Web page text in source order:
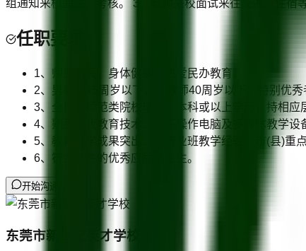
组通知来校面试、考核。 3、教师来校面试来往交通、住宿
任职要求
1、师德优良，身体健康，热爱民办教育。
2、男教师45周岁以下，女教师40周岁以下。特别优秀
3、全日制师范类院校毕业，本科或以上学历，持相应
4、熟悉现代教育技术、熟练操作电脑及多媒体教学设
5、教育教学成果突出、有毕业班教学经验、市(县)重
6、符合条件的优秀应届毕业生。
开始沟通
东莞市新世纪英才学校